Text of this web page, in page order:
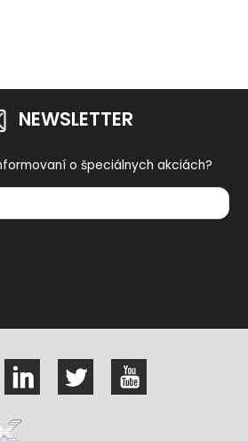
NEWSLETTER
o špeciálnych akciách?